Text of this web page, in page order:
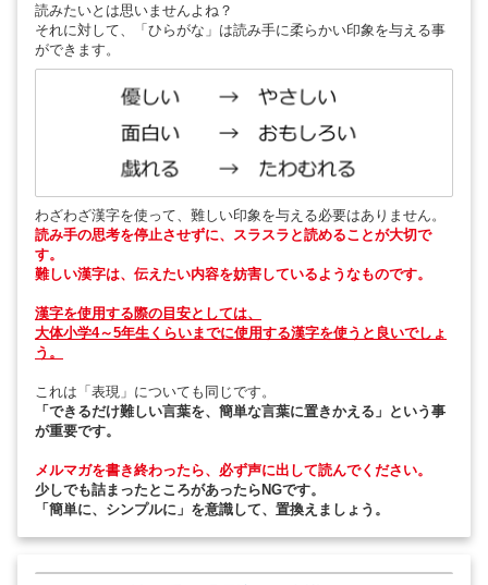
読みたいとは思いませんよね？
それに対して、「ひらがな」は読み手に柔らかい印象を与える事
ができます。
わざわざ漢字を使って、難しい印象を与える必要はありません。
読み手の思考を停止させずに、スラスラと読めることが大切で
す。
難しい漢字は、伝えたい内容を妨害しているようなものです。
漢字を使用する際の目安としては、
大体小学4～5年生くらいまでに使用する漢字を使うと良いでしょ
う。
これは「表現」についても同じです。
「できるだけ難しい言葉を、簡単な言葉に置きかえる」という事
が重要です。
メルマガを書き終わったら、必ず声に出して読んでください。
少しでも詰まったところがあったらNGです。
「簡単に、シンプルに」を意識して、置換えましょう。